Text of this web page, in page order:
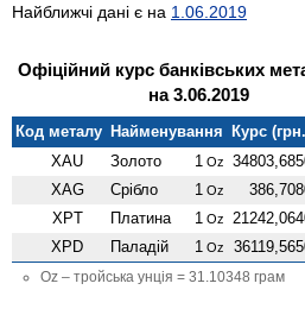
Найближчі дані є на 1.06.2019
Офіційний курс банківських
на 3.06.2019
Код металу Найменування Курс
XAU
Золото 1 Oz
XAG Срібло 1 Oz
XPT Платина 1 Oz
XPD Паладій 1 Oz
Oz – тройська унція = 31.10348 грам